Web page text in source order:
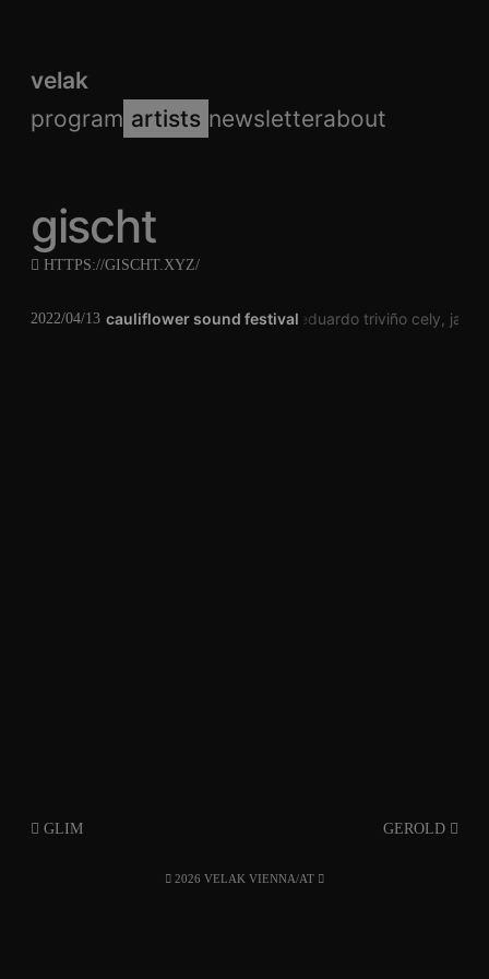
velak
program artists newsletterabout
gischt
HTTPS://GISCHT.XYZ/
cauliflower sound festival
2022/04/13 cosma grosser eduardo triviño cely jan
GLIM GEROLD
2026 VELAK VIENNA/AT